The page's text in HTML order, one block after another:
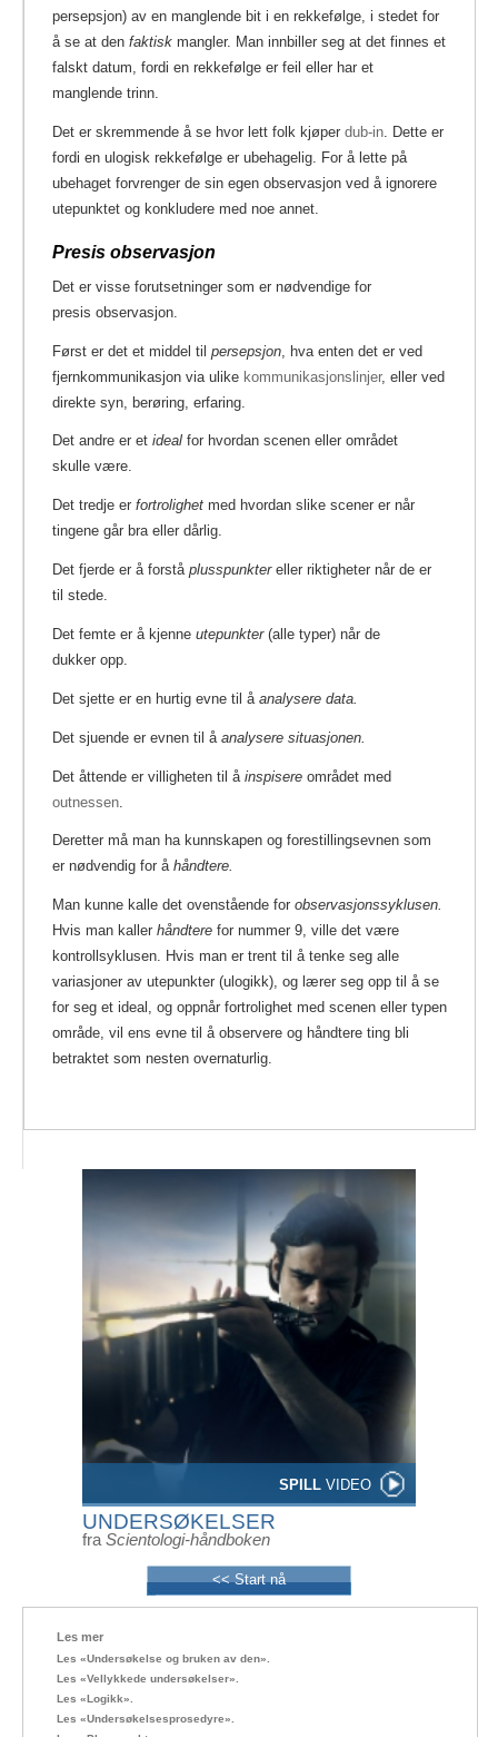
SPILL VIDEO
UNDERSØKELSER
fra Scientologi-håndboken
<< Start nå
persepsjon) av en manglende bit i en rekkefølge, i stedet for
å se at den faktisk mangler. Man innbiller seg at det finnes et
falskt datum, fordi en rekkefølge er feil eller har et
manglende trinn.
Det er skremmende å se hvor lett folk kjøper dub-in Dette er
fordi en ulogisk rekkefølge er ubehagelig. For å lette på
ubehaget forvrenger de sin egen observasjon ved å ignorere
utepunktet og konkludere med noe annet.
Presis observasjon
Det er visse forutsetninger som er nødvendige for
presis observasjon.
Først er det et middel til persepsjon , hva enten det er ved
fjernkommunikasjon via ulike kommunikasjonslinjer, eller ved
direkte syn, berøring, erfaring.
Det andre er et ideal for hvordan scenen eller området
skulle være.
Det tredje er fortrolighet med hvordan slike scener er når
tingene går bra eller dårlig.
Det fjerde er å forstå plusspunktereller riktigheter når de er
til stede.
Det femte er å kjenne utepunkter(alle typer) når de
dukker opp.
Det sjette er en hurtig evne til å analysere data.
Det sjuende er evnen til å analysere situasjonen.
Det åttende er villigheten til å inspisere området med
outnessen
Deretter må man ha kunnskapen og forestillingsevnen som
er nødvendig for å håndtere.
Man kunne kalle det ovenstående for observasjonssyklusen.
Hvis man kaller håndtere for nummer 9, ville det være
kontrollsyklusen. Hvis man er trent til å tenke seg alle
variasjoner av utepunkter (ulogikk), og lærer seg opp til å se
for seg et ideal, og oppnår fortrolighet med scenen eller typen
område, vil ens evne til å observere og håndtere ting bli
betraktet som nesten overnaturlig.
Les mer
Les «Undersøkelse og bruken av den».
Les «Vellykkede undersøkelser».
Les «Logikk».
Les «Undersøkelsesprosedyre».